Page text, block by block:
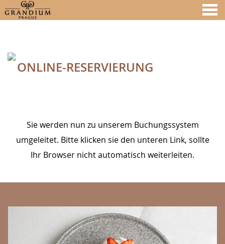
ONLINE-RESERVIERUNG
Sie werden nun zu unserem Buchungssystem
umgeleitet. Bitte klicken sie den unteren Link, sollte
Ihr Browser nicht automatisch weiterleiten.